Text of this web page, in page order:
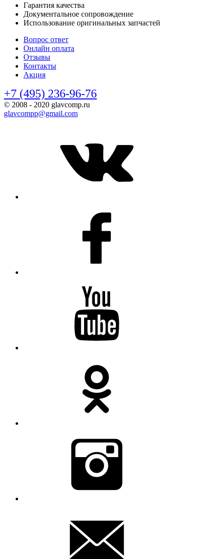
Гарантия качества
Документальное сопровождение
Использование оригинальных запчастей
Вопрос ответ
Онлайн оплата
Отзывы
Контакты
Акция
+7 (495) 236-96-76
© 2008 - 2020 glavcomp.ru
glavcompp@gmail.com